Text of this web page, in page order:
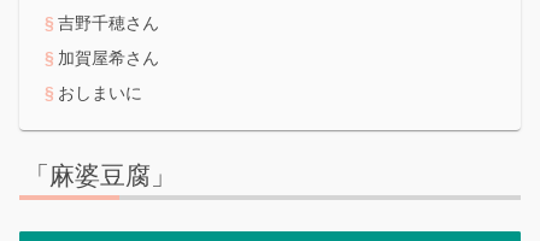
吉野千穂さん
加賀屋希さん
おしまいに
「麻婆豆腐」